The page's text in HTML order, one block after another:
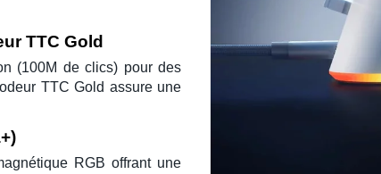
TTC Gold
(100M de clics) pour des
TTC Gold assure une
RGB offrant une